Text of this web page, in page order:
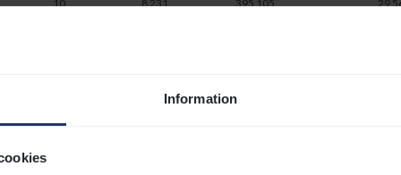
Information
10 8 231 395 105 29
6 439
32
segrar.